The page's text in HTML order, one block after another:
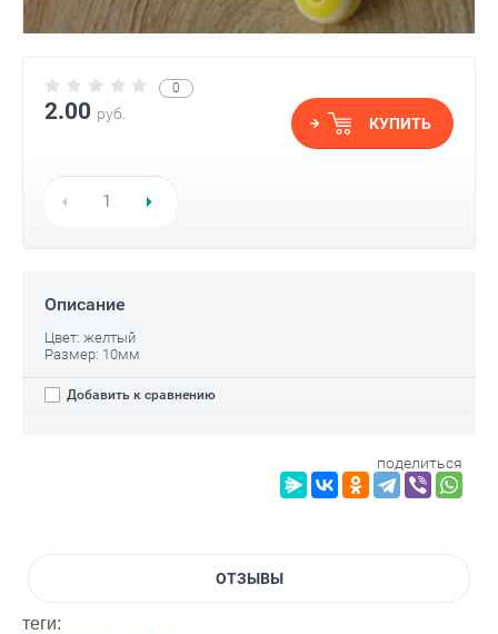
0
2.00 руб.
КУПИТЬ
Описание
Цвет: желтый
Размер: 10мм
Добавить к сравнению
поделиться
ОТЗЫВЫ
теги: